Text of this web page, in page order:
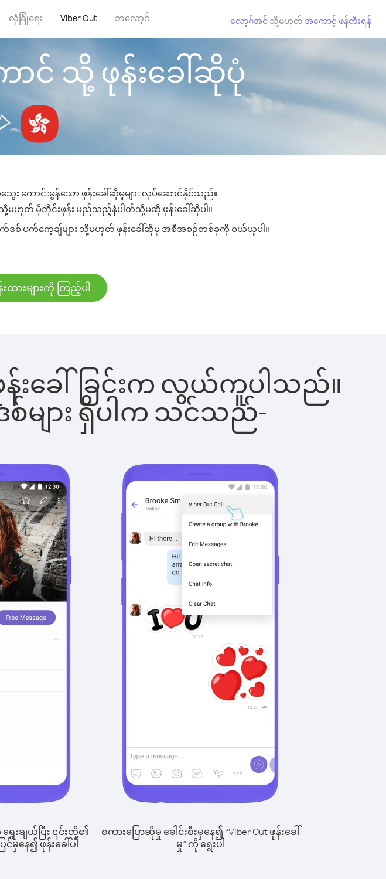
လုံခြုံရေး Viber Out ဘလော့ဂ် လော့ဂ်အင် သို့မဟုတ် အကောင့် ဖန်တီးရန်
င် သို့ ဖုန်းခေါ်ဆိုပုံ
ကောင်းမွန်သော ဖုန်းခေါ်ဆိုမှုများ လုပ်ဆောင်နိုင်သည်။
သို့မဟုတ် မိုဘိုင်းဖုန်း မည်သည့်နံပါတ်သို့မဆို ဖုန်းခေါ်ဆိုပါ။
ဒစ် ပက်ကေ့ချ်များ သို့မဟုတ် ဖုန်းခေါ်ဆိုမှု အစီအစဉ်တစ်ခုကို ဝယ်ယူပါ။
းများကို ကြည့်ပါ
န်းခေါ်ခြင်းက လွယ်ကူပါသည်။
များ ရှိပါက သင်သည်-
ချယ်ပြီး ၎င်းတို့၏
နေ၍ ဖုန်းခေါ်ပါ
စကားပြောဆိုမှု ခေါင်းစီးမှနေ၍ “Viber Out ဖုန်းခေါ်
မှု” ကို ရွေးပါ